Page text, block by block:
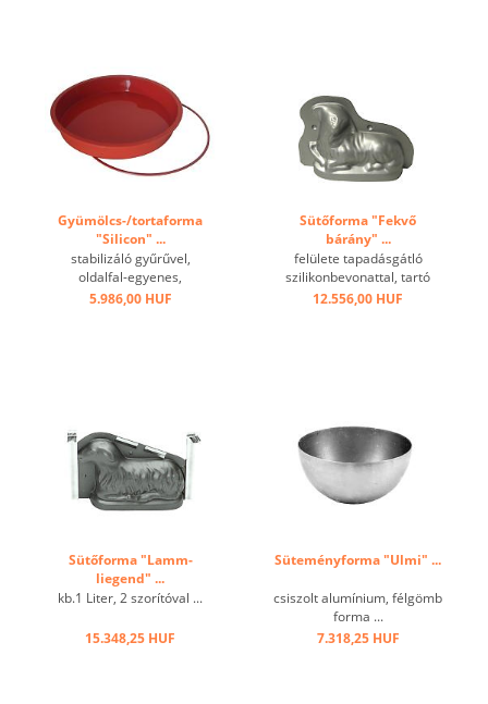
szétszerelhető, ...
Gyümölcs-/tortaforma
"Silicon" ...
stabilizáló gyűrűvel,
oldalfal-egyenes,
hőmérséklet-tartomány: -60
5.986,00 HUF
Sütőforma "Fekvő
bárány" ...
felülete tapadásgátló
szilikonbevonattal, tartó
kapoccsal ...
12.556,00 HUF
Sütőforma "Lamm-
liegend" ...
kb.1 Liter, 2 szorítóval ...
15.348,25 HUF
Süteményforma "Ulmi" ...
csiszolt alumínium, félgömb
forma ...
7.318,25 HUF